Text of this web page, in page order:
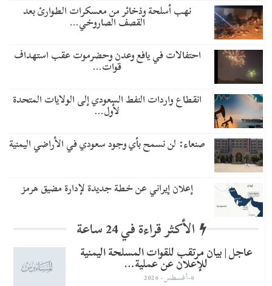
نهب أسلحة وذخائر من معسكرات الطوارئ بعد
القصف الصاروخي…
احتفالات في يافع وعدن وحضرموت عقب استهداف
قوات…
انقطاع واردات النفط السعودي إلى الولايات المتحدة
لأول…
صنعاء: لن نسمح بأي وجود سعودي في الأراضي اليمنية
إعلان إيراني عن خطة جديدة لإدارة مضيق هرمز
الأكثر قراءة في 24 ساعة
عاجل | بيان مرتقب للقوات المسلحة اليمنية
للإعلان عن عملية…
6-أغسطس- 2026